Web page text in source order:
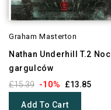
Graham Masterton
Nathan Underhill T.2 Noc
gargulców
£15.39 -10% £13.85
Add To Cart